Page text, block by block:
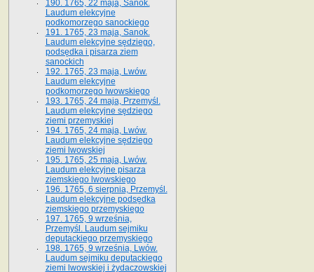
190. 1765, 22 maja, Sanok.
Laudum elekcyjne
podkomorzego sanockiego
191. 1765, 23 maja, Sanok.
Laudum elekcyjne sędziego,
podsędka i pisarza ziem
sanockich
192. 1765, 23 maja, Lwów.
Laudum elekcyjne
podkomorzego lwowskiego
193. 1765, 24 maja, Przemyśl.
Laudum elekcyjne sędziego
ziemi przemyskiej
194. 1765, 24 maja, Lwów.
Laudum elekcyjne sędziego
ziemi lwowskiej
195. 1765, 25 maja, Lwów.
Laudum elekcyjne pisarza
ziemskiego lwowskiego
196. 1765, 6 sierpnia, Przemyśl.
Laudum elekcyjne podsędka
ziemskiego przemyskiego
197. 1765, 9 września,
Przemyśl. Laudum sejmiku
deputackiego przemyskiego
198. 1765, 9 września, Lwów.
Laudum sejmiku deputackiego
ziemi lwowskiej i żydaczowskiej